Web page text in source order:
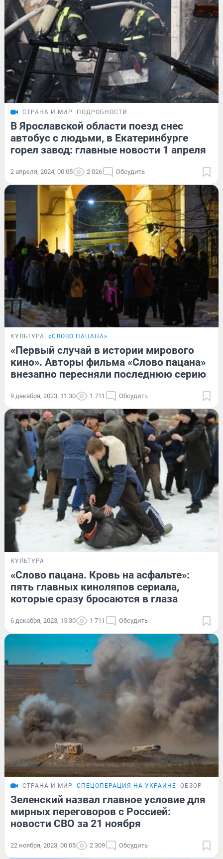
СТРАНА И МИР ПОДРОБНОСТИ
В Ярославской области поезд снес
автобус с людьми, в Екатеринбурге
горел завод: главные новости 1 апреля
2 апреля, 2024, 00:05 2 026 Обсудить
КУЛЬТУРА «СЛОВО ПАЦАНА»
«Первый случай в истории мирового
кино». Авторы фильма «Слово пацана»
внезапно пересняли последнюю серию
9 декабря, 2023, 11:30 1 711 Обсудить
КУЛЬТУРА
«Слово пацана. Кровь на асфальте»:
пять главных киноляпов сериала,
которые сразу бросаются в глаза
6 декабря, 2023, 15:30 1 711 Обсудить
СТРАНА И МИР СПЕЦОПЕРАЦИЯ НА УКРАИНЕ ОБЗОР
Зеленский назвал главное условие для
мирных переговоров с Россией:
новости СВО за 21 ноября
22 ноября, 2023, 00:05 2 309 Обсудить